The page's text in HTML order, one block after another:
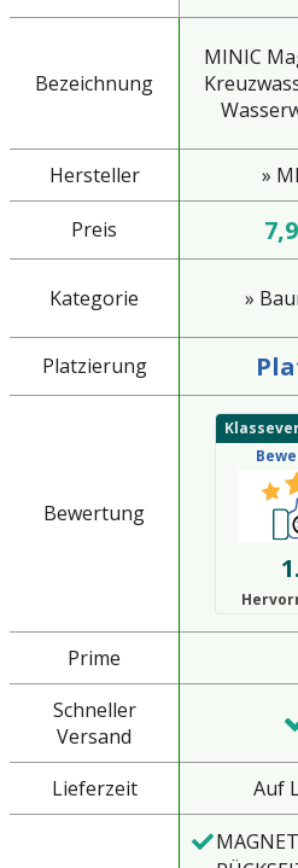
Bezeichnung
MINIC
Hersteller »
Preis
Kategorie »
Platzierung
Bewertung
Prime
Schneller
Versand
Lieferzeit
Auf